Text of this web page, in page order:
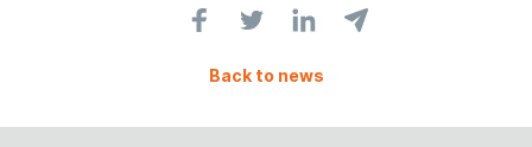
Back to news